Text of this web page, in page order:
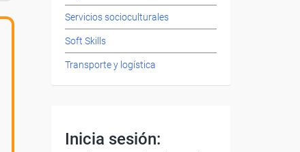
Servicios socioculturales
Soft Skills
Transporte y logística
Inicia sesión: